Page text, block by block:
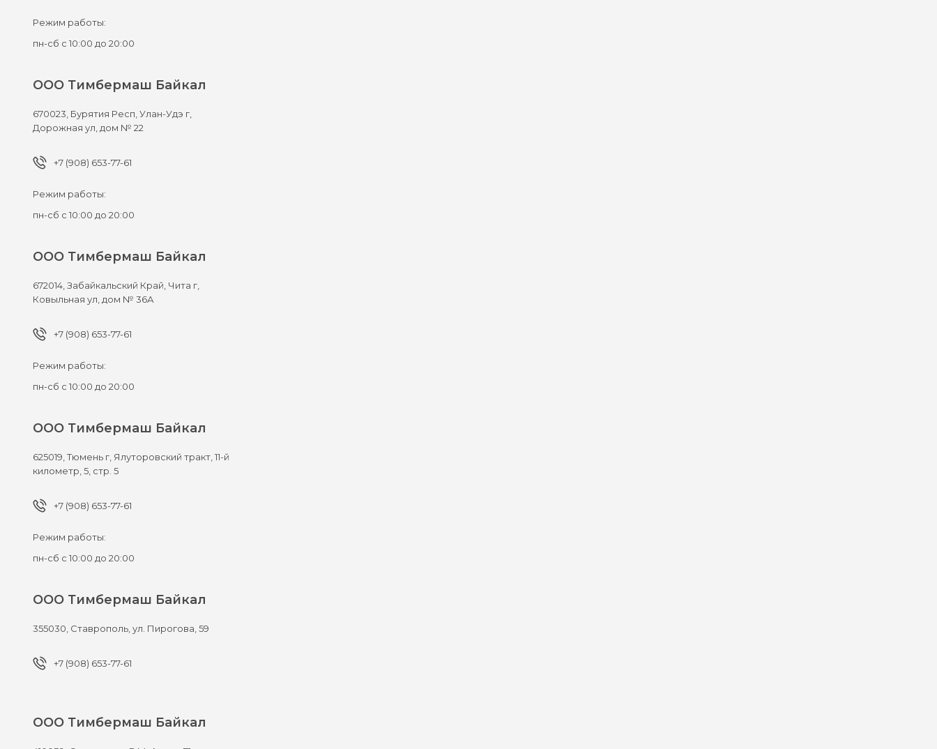
Режим работы:
пн-сб с 10:00 до 20:00
ООО Тимбермаш Байкал
670023, Бурятия Респ, Улан-Удэ г,
Дорожная ул, дом № 22
+7 (908) 653-77-61
Режим работы:
пн-сб с 10:00 до 20:00
ООО Тимбермаш Байкал
672014,Забайкальский Край, Чита г,
Ковыльная ул, дом № 36А
+7 (908) 653-77-61
Режим работы:
пн-сб с 10:00 до 20:00
ООО Тимбермаш Байкал
625019,Тюмень г, Ялуторовский тракт, 11-й
километр, 5, стр. 5
+7 (908) 653-77-61
Режим работы:
пн-сб с 10:00 до 20:00
ООО Тимбермаш Байкал
355030, Ставрополь,ул. Пирогова, 59
+7 (908) 653-77-61
ООО Тимбермаш Байкал